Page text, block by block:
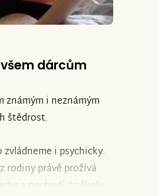
dárcům
známým i neznámým
štědrost.
i psychicky.
rodiny právě prožívá
a nechodí do školy.